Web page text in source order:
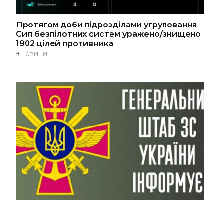
Протягом доби підрозділами угруповання
Сил безпілотних систем уражено/знищено
1902 цілей противника
# НОВИНИ